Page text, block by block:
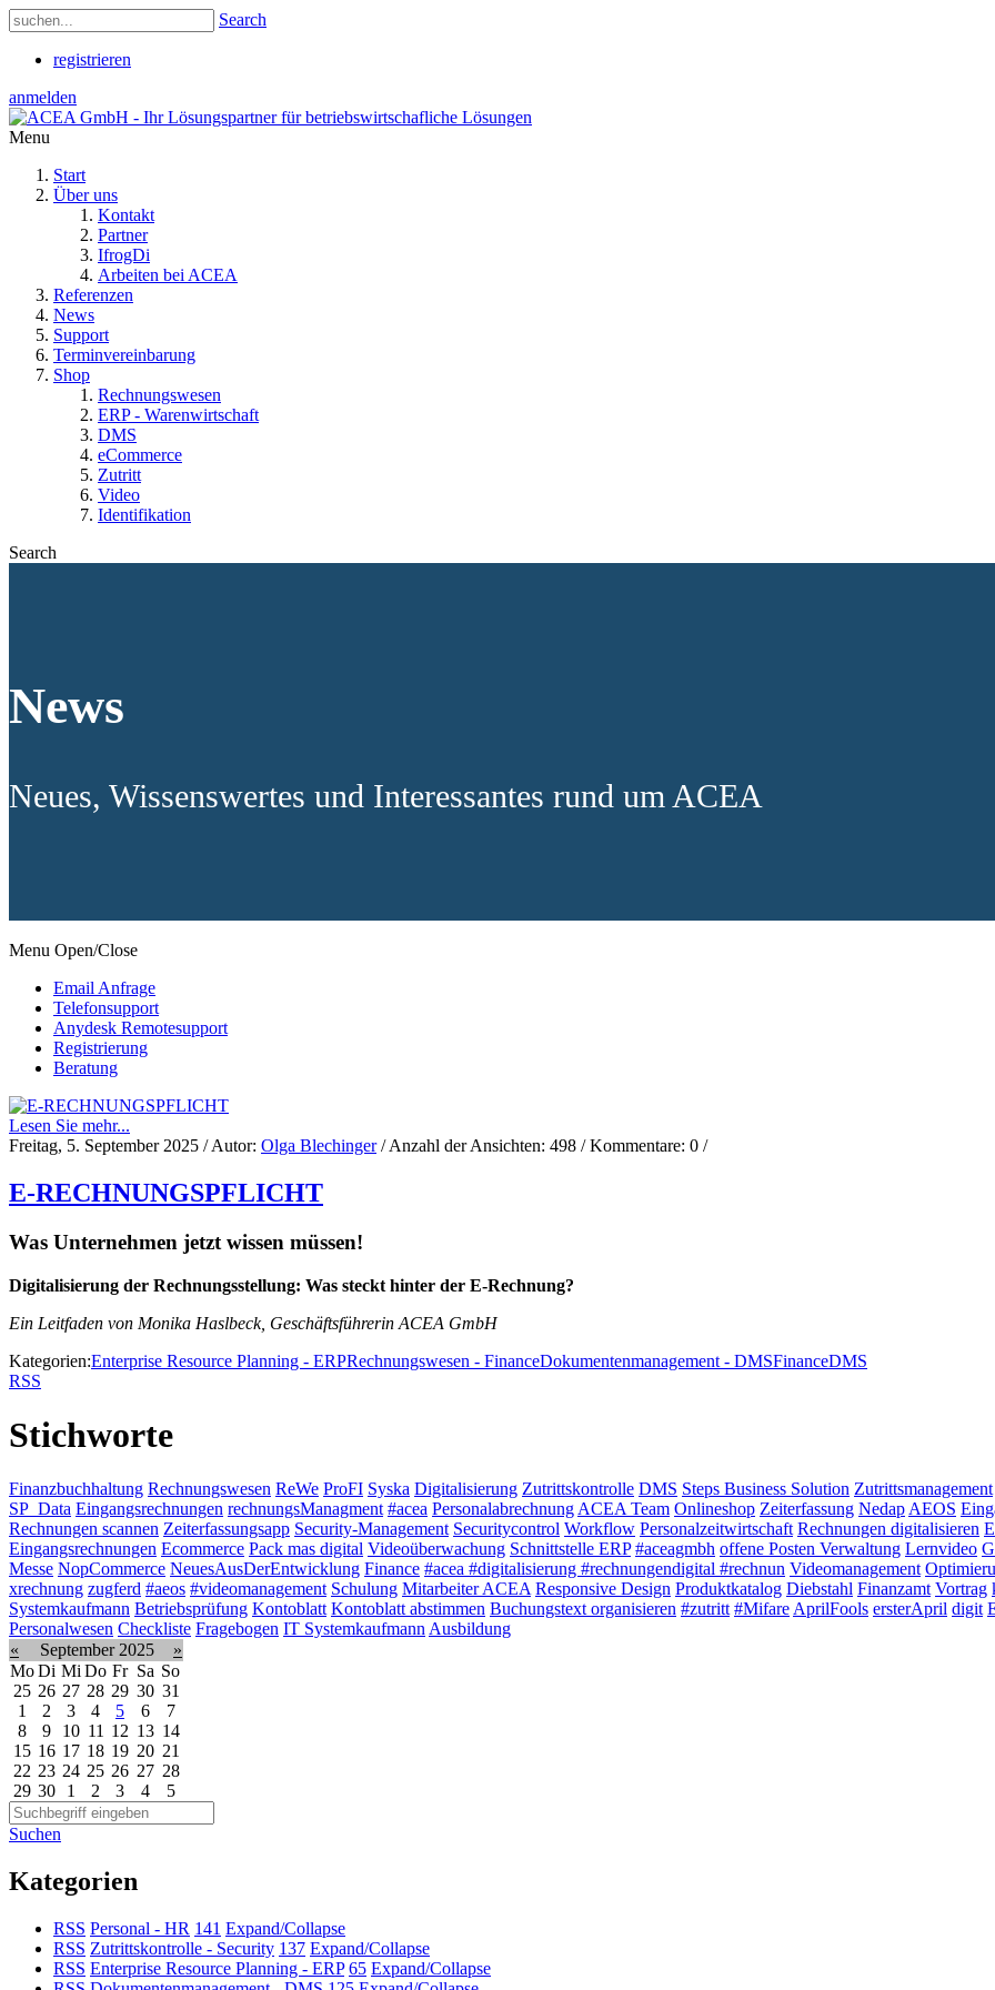
Search
registrieren
anmelden
Menu
Start
Über uns
Kontakt
Partner
IfrogDi
Arbeiten bei ACEA
Referenzen
News
Support
Terminvereinbarung
Shop
Rechnungswesen
ERP - Warenwirtschaft
DMS
eCommerce
Zutritt
Video
Identifikation
Search
News
Neues, Wissenswertes und Interessantes rund um ACEA
Menu Open/Close
Email Anfrage
Telefonsupport
Anydesk Remotesupport
Registrierung
Beratung
Lesen Sie mehr...
Freitag, 5. September 2025 / Autor: Olga Blechinger/ Anzahl der Ansichten: 498 / Kommentare: 0 /
E-RECHNUNGSPFLICHT
Was Unternehmen jetzt wissen müssen!
Digitalisierung der Rechnungsstellung: Was steckt hinter der E-Rechnung?
Ein Leitfaden von Monika Haslbeck, Geschäftsführerin ACEA GmbH
Kategorien:Enterprise Resource Planning - ERPRechnungswesen - FinanceDokumentenmanagement - DMSFinanceDMS
RSS
Stichworte
Finanzbuchhaltung Rechnungswesen ReWe ProFI Syska Digitalisierung Zutrittskontrolle DMS Steps Business Solution Zutrittsmanagement
SP_Data Eingangsrechnungen rechnungsManagment #acea PersonalabrechnungACEA Team Onlineshop Zeiterfassung NedapAEOS
Rechnungen scannen Zeiterfassungsapp Security-Management Securitycontrol Workflow Personalzeitwirtschaft Rechnungen digitalisieren
Eingangsrechnungen Ecommerce Pack mas digital Videoüberwachung Schnittstelle ERP #aceagmbh offene Posten Verwaltung Lernvideo
Messe NopCommerce NeuesAusDerEntwicklung Finance #acea #digitalisierung #rechnungendigital #rechnun Videomanagement
xrechnung zugferd #aeos #videomanagement Schulung Mitarbeiter ACEA Responsive Design Produktkatalog Diebstahl Finanzamt Vortrag
Systemkaufmann Betriebsprüfung Kontoblatt Kontoblatt abstimmen Buchungstext organisieren #zutritt #MifareAprilFools ersterApril digit
Personalwesen Checkliste Fragebogen IT SystemkaufmannAusbildung
«
September 2025
»
Mo Di MiDo Fr Sa So
25 26 27 28 29 30 31
1
2 3 4 5 6
7
8
9 10 11 12 13 14
15 16 17 18 19 20 21
22 23 24 25 26 27 28
29 30 1 2 3 4 5
Suchen
Kategorien
RSS Personal - HR 141 Expand/Collapse
RSS Zutrittskontrolle - Security 137 Expand/Collapse
RSS Enterprise Resource Planning - ERP 65 Expand/Collapse